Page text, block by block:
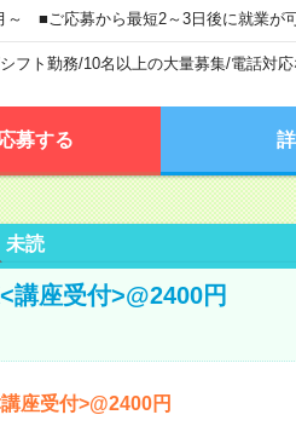
～ ■ご応募から最短2～3日後に就業が
シフト勤務/10名以上の大量募集/電話対
募する
未読
講座受付>@2400円
座受付>@2400円